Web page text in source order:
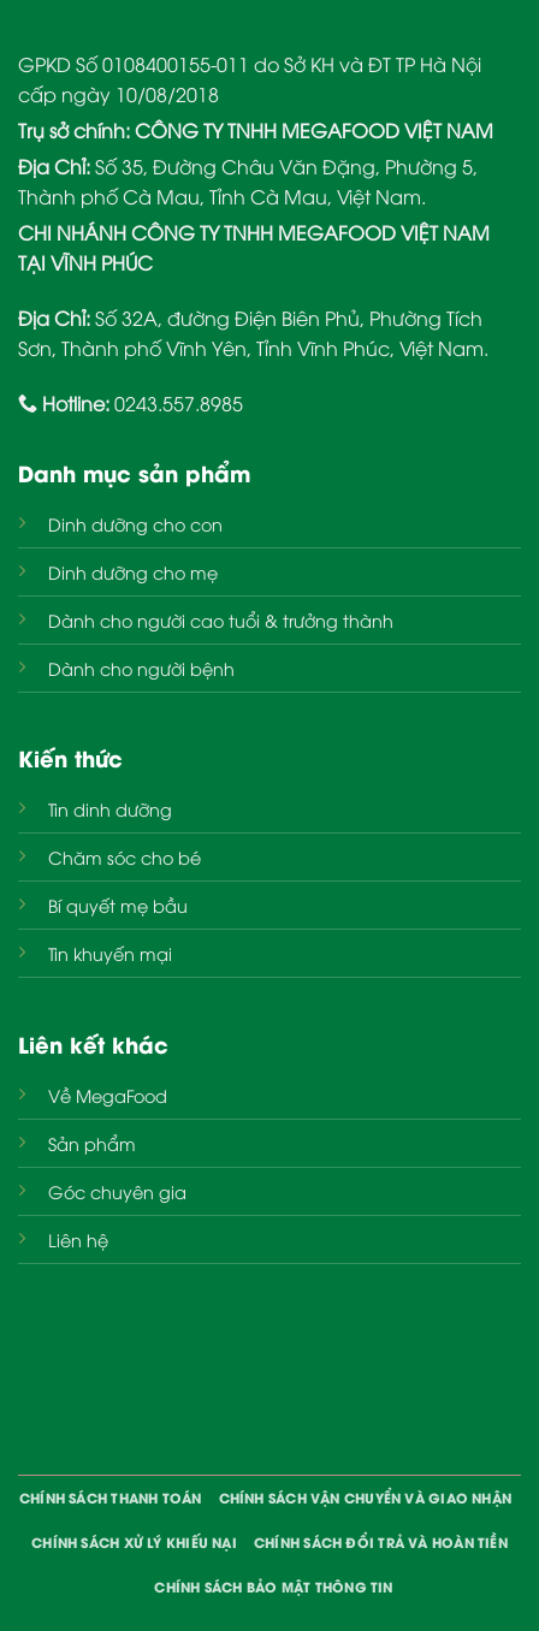
GPKD Số 0108400155-011 do Sở KH và ĐT TP Hà Nội
cấp ngày 10/08/2018
Trụ sở chính: CÔNG TY TNHH MEGAFOOD VIỆT NAM
Địa Chỉ:Số 35, Đường Châu Văn Đặng, Phường 5,
Thành phố Cà Mau, Tỉnh Cà Mau, Việt Nam.
CHI NHÁNH CÔNG TY TNHH MEGAFOOD VIỆT NAM
TẠI VĨNH PHÚC
Địa Chỉ:Số 32A, đường Điện Biên Phủ, Phường Tích
Sơn, Thành phố Vĩnh Yên, Tỉnh Vĩnh Phúc, Việt Nam.
Hotline:0243.557.8985
Danh mục sản phẩm
Dinh dưỡng cho con
Dinh dưỡng cho mẹ
Dành cho người cao tuổi & trưởng thành
Dành cho người bệnh
Kiến thức
Tin dinh dưỡng
Chăm sóc cho bé
Bí quyết mẹ bầu
Tin khuyến mại
Liên kết khác
Về MegaFood
Sản phẩm
Góc chuyên gia
Liên hệ
CHÍNH SÁCH THANH TOÁN CHÍNH SÁCH VẬN CHUYỂN VÀ GIAO NHẬN
CHÍNH SÁCH XỬ LÝ KHIẾU NẠI CHÍNH SÁCH ĐỔI TRẢ VÀ HOÀN TIỀN
CHÍNH SÁCH BẢO MẬT THÔNG TIN